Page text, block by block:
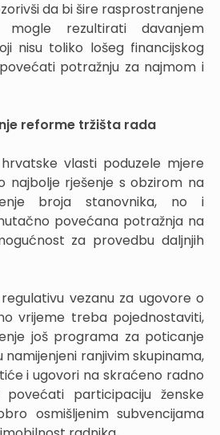
da bi šire rasprostranjene
rezultirati davanjem
nisu toliko lošeg financijskog
potražnju za najmom i
reforme tržišta rada
vlasti poduzele mjere
najbolje rješenje s obzirom na
broja stanovnika, no i
povećana potražnja na
za provedbu daljnjih
vezanu za ugovore o
vrijeme treba pojednostaviti,
još programa za poticanje
namijenjeni ranjivim skupinama,
i ugovori na skraćeno radno
participaciju ženske
osmišljenim subvencijama